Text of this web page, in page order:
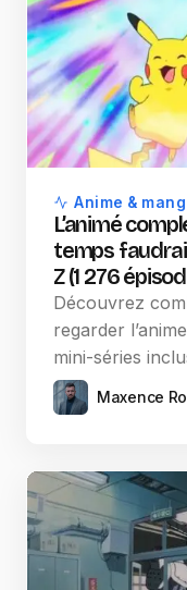
Anime &
L’animé
temps
Z (1 276
Découvrez
regarder
mini-séries
Maxence